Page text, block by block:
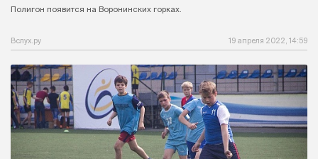
Полигон появится на Воронинских горках.
Вслух.ру 19 апреля 2022, 14:59